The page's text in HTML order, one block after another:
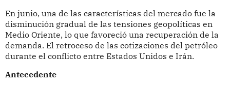
En junio, una de las características del mercado fue la
disminución gradual de las tensiones geopolíticas en
Medio Oriente, lo que favoreció una recuperación de la
demanda. El retroceso de las cotizaciones del petróleo
durante el conflicto entre Estados Unidos e Irán.
Antecedente